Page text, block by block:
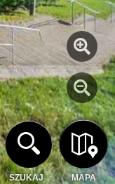
MAPA
SZUKAJ